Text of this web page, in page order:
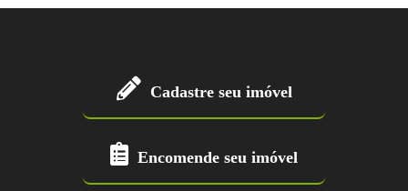
Cadastre seu imóvel
Encomende seu imóvel